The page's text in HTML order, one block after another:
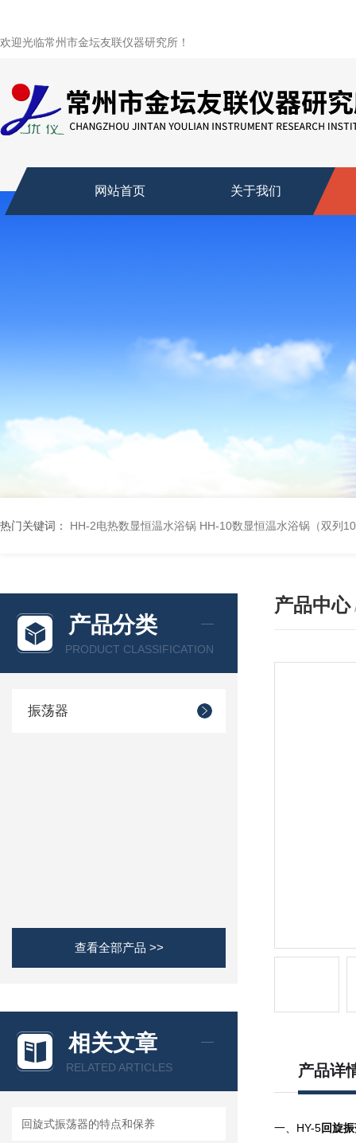
欢迎光临常州市金坛友联仪器研究所！
网站首页 关于我们
热门关键词： HH-2电热数显恒温水浴锅 HH-10数显恒温水浴锅（双列
产品分类
PRODUCT CLASSIFICATION
振荡器
查看全部产品 >>
相关文章
RELATED ARTICLES
回旋式振荡器的特点和保养
产品中心
产品详
一、 HY-5回旋